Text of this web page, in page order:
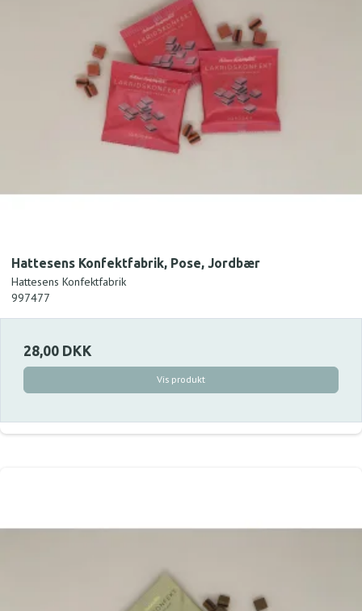
Hattesens Konfektfabrik, Pose, Jordbær
Hattesens Konfektfabrik
997477
28,00 DKK
Vis produkt